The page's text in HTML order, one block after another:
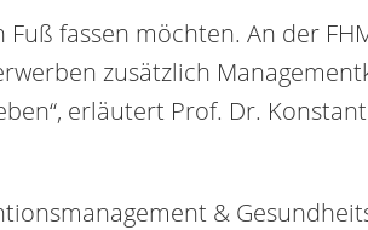
fassen möchten. An der
zusätzlich
erläutert Prof. Dr.
&